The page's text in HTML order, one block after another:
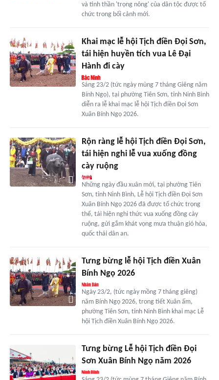
và tinh thần 'trọng nông' của dân tộc được tổ
chức trong bối cảnh mới.
Khai mạc lễ hội Tịch điền Đọi Sơn,
tái hiện huyền tích vua Lê Đại
Hành đi cày
Sáng 23/2 (tức ngày mùng 7 tháng Giêng năm
Bính Ngọ), tại phường Tiên Sơn, tỉnh Ninh Bình
diễn ra lễ khai mạc lễ hội Tịch điền Đọi Sơn
Xuân Bính Ngọ 2026.
Rộn ràng lễ hội Tịch điền Đọi Sơn,
tái hiện nghi lễ vua xuống đồng
cày ruộng
Những ngày đầu xuân mới, tại phường Tiên
Sơn, tỉnh Ninh Bình, Lễ hội Tịch điền Đọi Sơn
Xuân Bính Ngọ 2026 đã được tổ chức trọng
thể, tái hiện nghi thức vua xuống đồng cày
ruộng, gửi gắm khát vọng mưa thuận gió hòa,
quốc thái dân an.
Tưng bừng lễ hội Tịch điền Xuân
Bính Ngọ 2026
Ngày 23/2, (tức ngày mồng 7 tháng giêng)
năm Bính Ngọ 2026, trong tiết Xuân ấm,
phường Tiên Sơn, tỉnh Ninh Bình khai mạc Lễ
hội Tịch điền Xuân Bính Ngọ 2026.
Tưng bừng Lễ hội Tịch điền Đọi
Sơn Xuân Bính Ngọ năm 2026